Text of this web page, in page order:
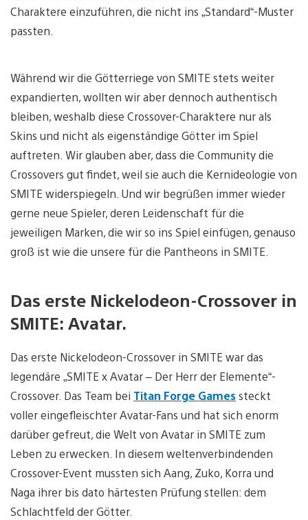
Charaktere einzuführen, die nicht ins „Standard“-Muster
passten.
Während wir die Götterriege von SMITE stets weiter
expandierten, wollten wir aber dennoch authentisch
bleiben, weshalb diese Crossover-Charaktere nur als
Skins und nicht als eigenständige Götter im Spiel
auftreten. Wir glauben aber, dass die Community die
Crossovers gut findet, weil sie auch die Kernideologie von
SMITE widerspiegeln. Und wir begrüßen immer wieder
gerne neue Spieler, deren Leidenschaft für die
jeweiligen Marken, die wir so ins Spiel einfügen, genauso
groß ist wie die unsere für die Pantheons in SMITE.
Das erste Nickelodeon-Crossover in
SMITE: Avatar.
Das erste Nickelodeon-Crossover in SMITE war das
legendäre „SMITE x Avatar – Der Herr der Elemente“-
Crossover. Das Team bei Titan Forge Gamessteckt
voller eingefleischter Avatar-Fans und hat sich enorm
darüber gefreut, die Welt von Avatar in SMITE zum
Leben zu erwecken. In diesem weltenverbindenden
Crossover-Event mussten sich Aang, Zuko, Korra und
Naga ihrer bis dato härtesten Prüfung stellen: dem
Schlachtfeld der Götter.